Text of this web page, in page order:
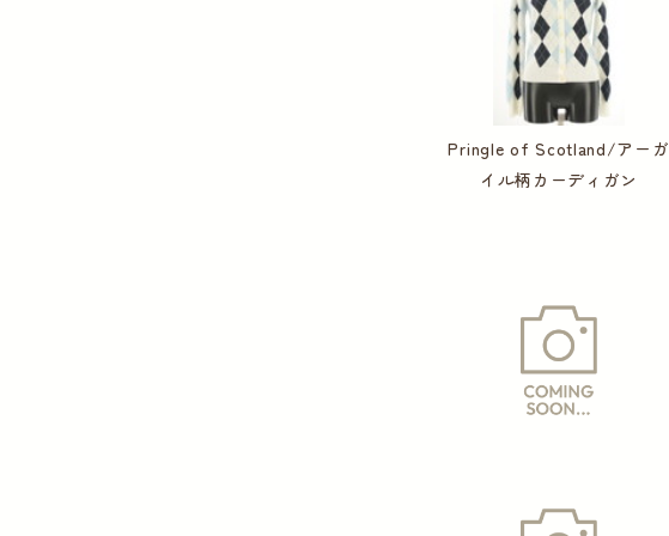
Pringle of Scotland/アーガ
イル柄カーディガン